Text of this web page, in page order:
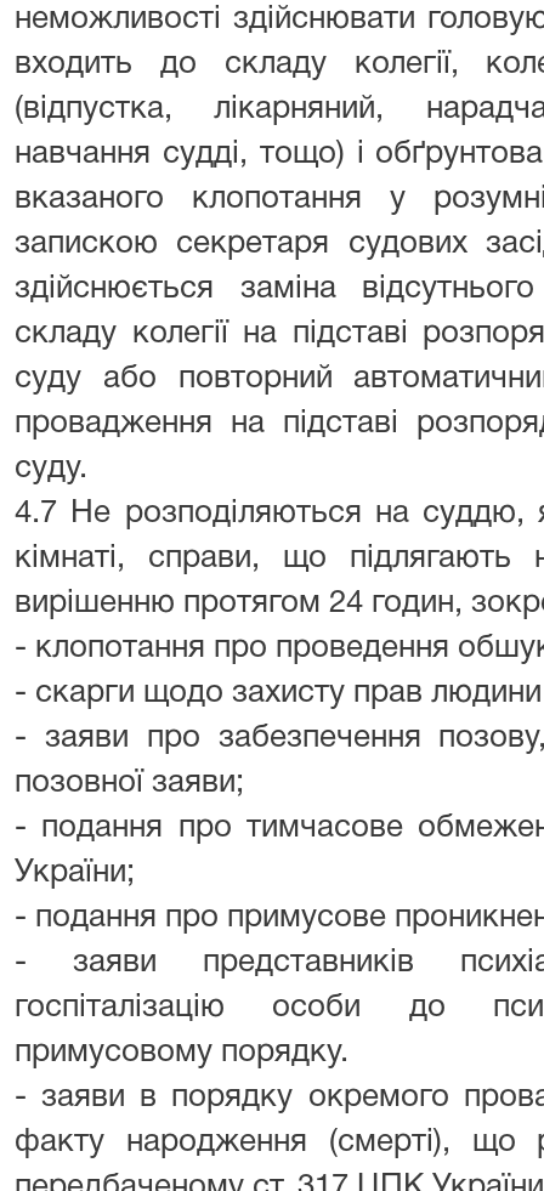
неможливості здійснювати
входить до складу колегії,
(відпустка, лікарняний,
навчання судді, тощо) і
вказаного клопотання у
запискою секретаря судових
здійснюється заміна
складу колегії на підставі
суду або повторний
провадження на підставі
суду.
4.7 Не розподіляються на суддю,
кімнаті, справи, що підлягають
вирішенню протягом 24 годин,
- клопотання про проведення
- скарги щодо захисту прав
- заяви про забезпечення
позовної заяви;
- подання про тимчасове
України;
- подання про примусове
- заяви представників
госпіталізацію особи до
примусовому порядку.
- заяви в порядку окремого
факту народження (смерті), що